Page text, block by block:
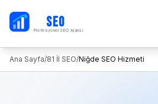
SEO
Profesyonel SEO Ajansı
Ana Sayfa/81 İl SEO/Niğde SEO Hizmeti